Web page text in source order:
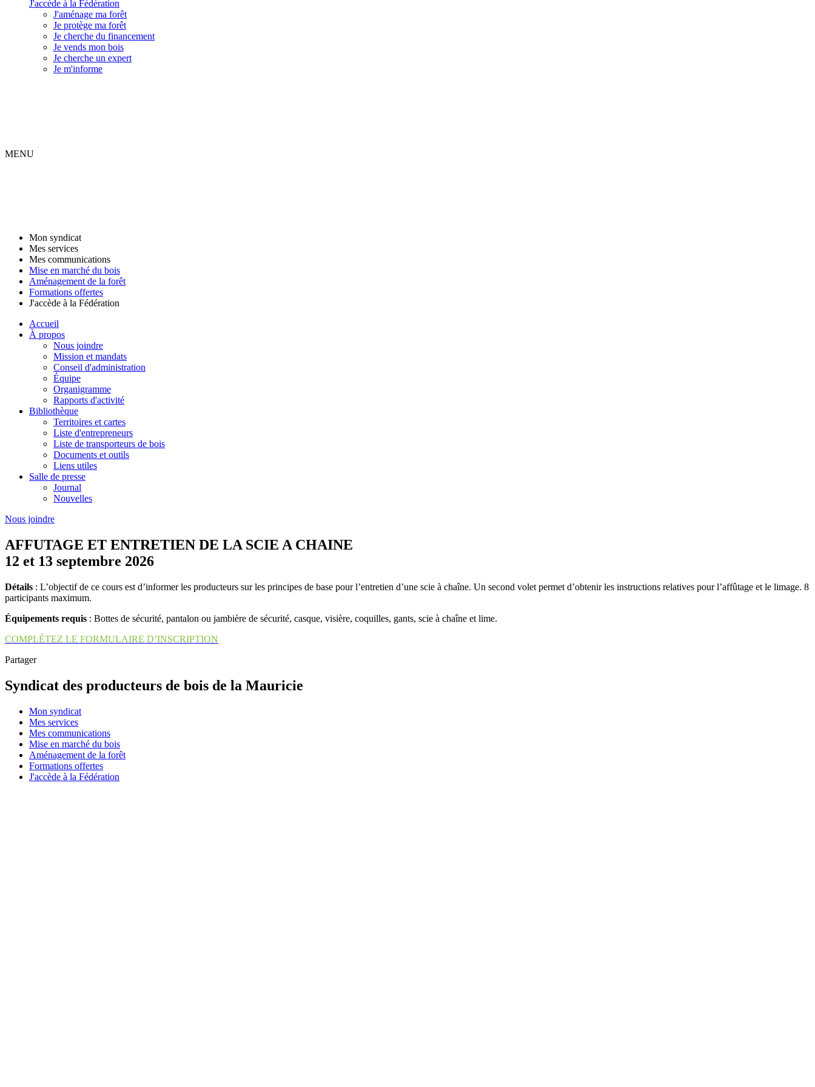
J'accède à la Fédération
J'aménage ma forêt
Je protège ma forêt
Je cherche du financement
Je vends mon bois
Je cherche un expert
Je m'informe
MENU
Mon syndicat
Mes services
Mes communications
Mise en marché du bois
Aménagement de la forêt
Formations offertes
J'accède à la Fédération
Accueil
À propos
Nous joindre
Mission et mandats
Conseil d'administration
Équipe
Organigramme
Rapports d'activité
Bibliothèque
Territoires et cartes
Liste d'entrepreneurs
Liste de transporteurs de bois
Documents et outils
Liens utiles
Salle de presse
Journal
Nouvelles
Nous joindre
AFFUTAGE ET ENTRETIEN DE LA SCIE A CHAINE
12 et 13 septembre 2026
Détails : L’objectif de ce cours est d’informer les producteurs sur les principes de base pour l’entretien d’une scie à chaîne. Un second volet permet d’obtenir les instructions relatives pour l’affûtage et le limage. 8
participants maximum.
Équipements requis : Bottes de sécurité, pantalon ou jambière de sécurité, casque, visière, coquilles, gants, scie à chaîne et lime.
COMPLÉTEZ LE FORMULAIRE D’INSCRIPTION
Partager
Syndicat des producteurs de bois de la Mauricie
Mon syndicat
Mes services
Mes communications
Mise en marché du bois
Aménagement de la forêt
Formations offertes
J'accède à la Fédération